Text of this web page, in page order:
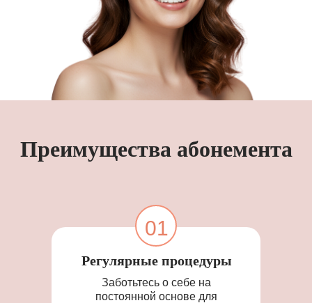
Преимущества абонемента
01
Регулярные процедуры
Заботьтесь о себе на
постоянной основе для